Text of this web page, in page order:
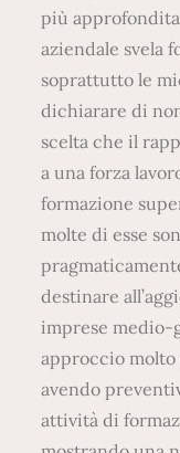
più
aziendale svela
soprattutto le
dichiarare di
scelta che il
a una forza
formazione
molte di esse
destinare
imprese medio-
approccio
avendo
attività di